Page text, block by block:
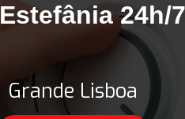
Estefânia 24h/
Grande Lisboa